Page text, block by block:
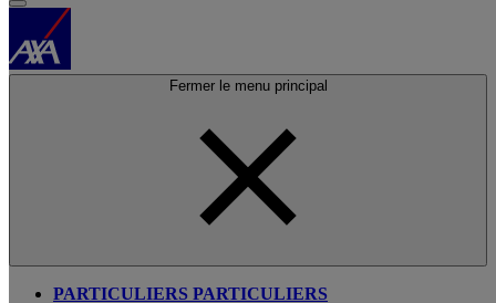
Fermer le menu principal
PARTICULIERS PARTICULIERS